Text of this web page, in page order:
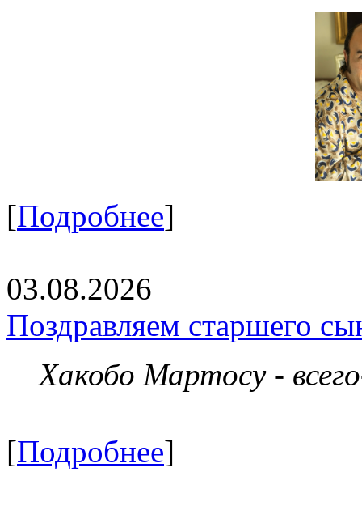
[Подробнее]
03.08.2026
Поздравляем старшего
Хакобо Мартосу -
[Подробнее]